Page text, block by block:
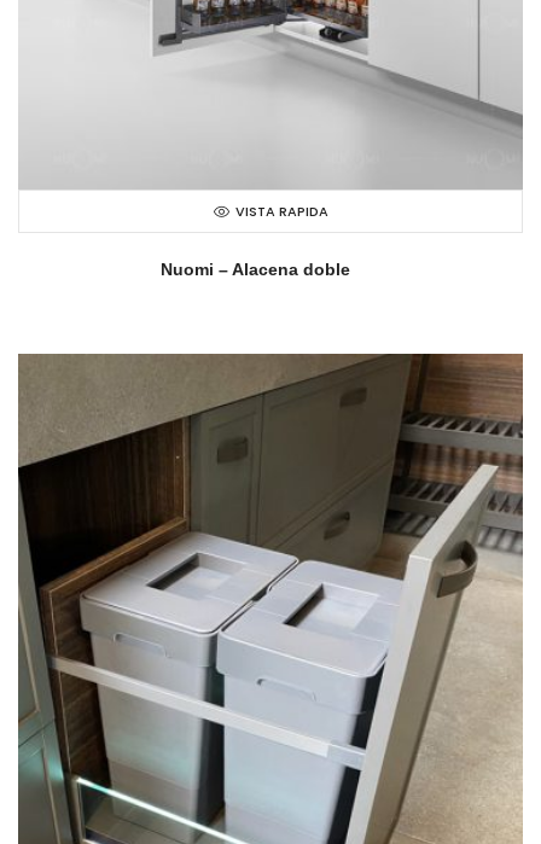
VISTA RAPIDA
Nuomi – Alacena doble